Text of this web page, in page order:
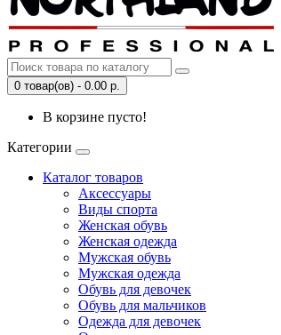
0 товар(ов) - 0.00 р.
В корзине пусто!
Категории
Каталог товаров
Аксессуары
Виды спорта
Женская обувь
Женская одежда
Мужская обувь
Мужская одежда
Обувь для девочек
Обувь для мальчиков
Одежда для девочек